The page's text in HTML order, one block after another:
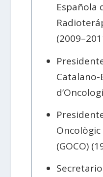
Española
Catalano-
(GOCO)